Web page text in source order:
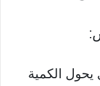
يحول الكمية